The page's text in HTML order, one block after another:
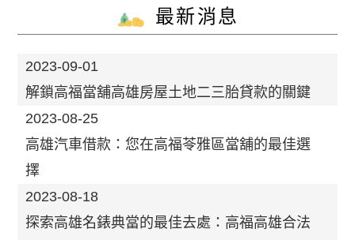
最新消息
2023-09-01
解鎖高福當舖高雄房屋土地二三胎貸款的關鍵
2023-08-25
高雄汽車借款：您在高福苓雅區當舖的最佳選
擇
2023-08-18
探索高雄名錶典當的最佳去處：高福高雄合法